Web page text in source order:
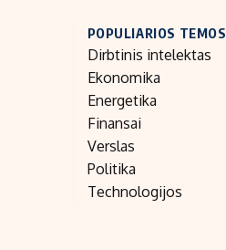
POPULIARIOS TEMOS
Dirbtinis intelektas
Ekonomika
Energetika
Finansai
Verslas
Politika
Technologijos